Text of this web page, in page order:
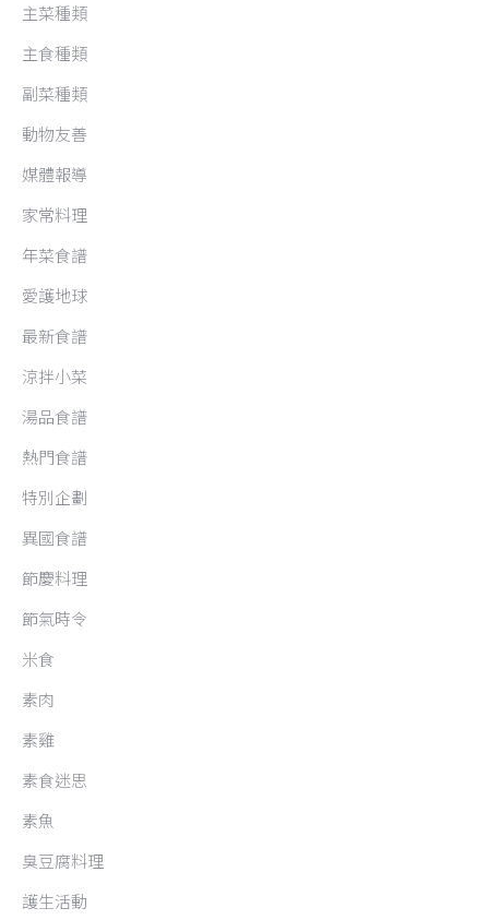
主菜種類
主食種類
副菜種類
動物友善
媒體報導
家常料理
年菜食譜
愛護地球
最新食譜
涼拌小菜
湯品食譜
熱門食譜
特別企劃
異國食譜
節慶料理
節氣時令
米食
素肉
素雞
素食迷思
素魚
臭豆腐料理
護生活動